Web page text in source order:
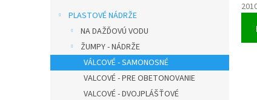
PLASTOVÉ NÁDRŽE
NA DAŽĎOVÚ VODU
ŽUMPY - NÁDRŽE
VÁLCOVÉ - SAMONOSNÉ
VALCOVÉ - PRE OBETONOVANIE
VALCOVÉ - DVOJPLÁŠŤOVÉ